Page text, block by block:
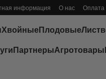
информация О нас Оплата
ХвойныеПлодовые
ПартнерыАгротовары